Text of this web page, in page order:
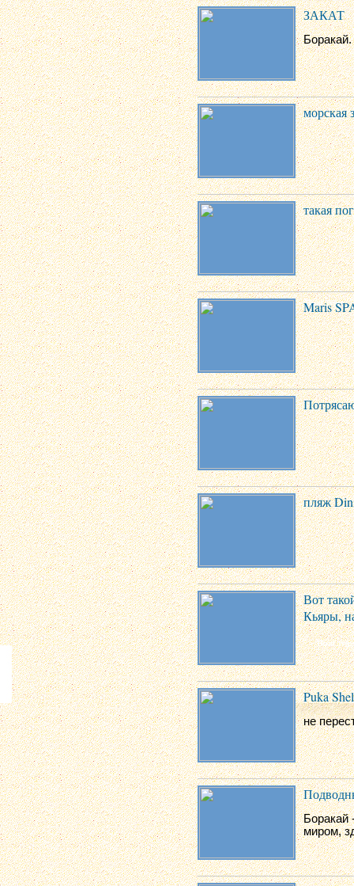
ЗАКАТ
морская
такая
Maris
пляж
Вот
Кьяры,
Puka
не
Боракай
миром,